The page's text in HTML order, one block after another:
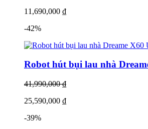
Với sứ mệnh đem tới cuộc sống tiện ích về
thời 4.0, Dreame thực sự đã tạo nên kì tích
trong các sản phẩm robot hút bụi của mình.
kết những sản phẩm của Dreame được mua
nguyên seal, chính hãng 100%, đem tới một
đặt hàng sớm và nhanh nhất.
11,690,000 ₫
-42%
Robot hút bụi lau nhà
41,990,000 ₫
25,590,000 ₫
-39%